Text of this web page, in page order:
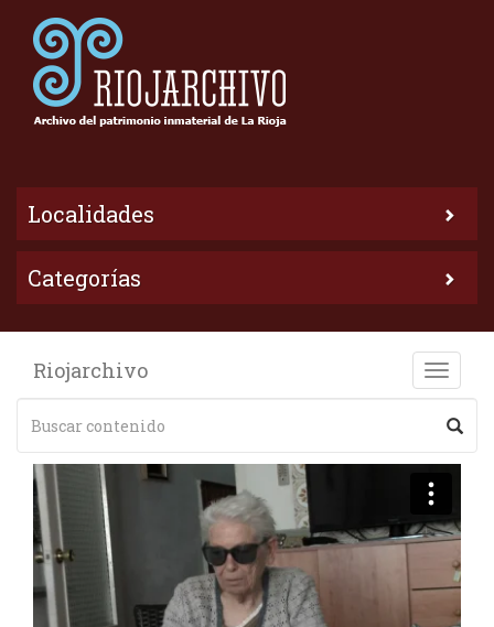
Localidades
Categorías
Toggle
Riojarchivo